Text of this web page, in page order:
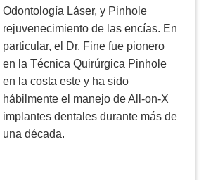
Odontología Láser, y Pinhole
rejuvenecimiento de las encías. En
particular, el Dr. Fine fue pionero
en la Técnica Quirúrgica Pinhole
en la costa este y ha sido
hábilmente el manejo de All-on-X
implantes dentales durante más de
una década.